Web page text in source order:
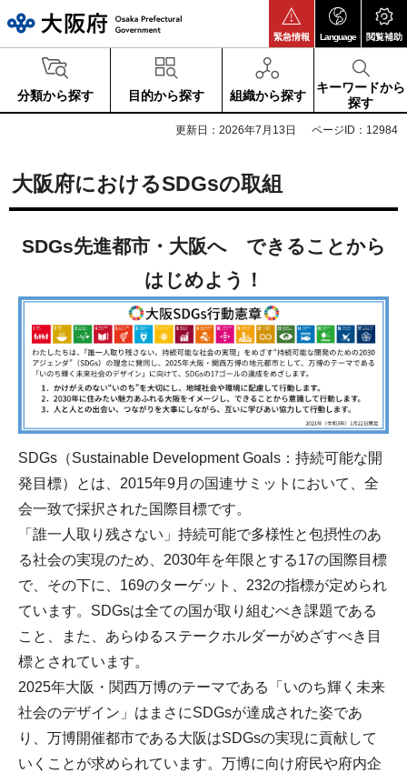
緊急情報 Language 閲覧補助
分類から探す 目的から探す 組織から探す
キーワードから
探す
更新日：2026年7月13日 ページID：12984
大阪府におけるSDGsの取組
SDGs先進都市・大阪へ できることから
はじめよう！
SDGs（Sustainable Development Goals：持続可能な開
発目標）とは、2015年9月の国連サミットにおいて、全
会一致で採択された国際目標です。
「誰一人取り残さない」持続可能で多様性と包摂性のあ
る社会の実現のため、2030年を年限とする17の国際目標
で、その下に、169のターゲット、232の指標が定められ
ています。SDGsは全ての国が取り組むべき課題である
こと、また、あらゆるステークホルダーがめざすべき目
標とされています。
2025年大阪・関西万博のテーマである「いのち輝く未来
社会のデザイン」はまさにSDGsが達成された姿であ
り、万博開催都市である大阪はSDGsの実現に貢献して
いくことが求められています。万博に向け府民や府内企